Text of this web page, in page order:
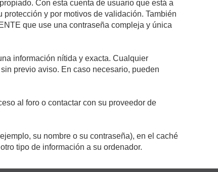
Con esta cuenta de usuario que está a
y por motivos de validación. También
que use una contraseña compleja y única
información nítida y exacta. Cualquier
previo aviso. En caso necesario, pueden
al foro o contactar con su proveedor de
su nombre o su contraseña), en el caché
tipo de información a su ordenador.